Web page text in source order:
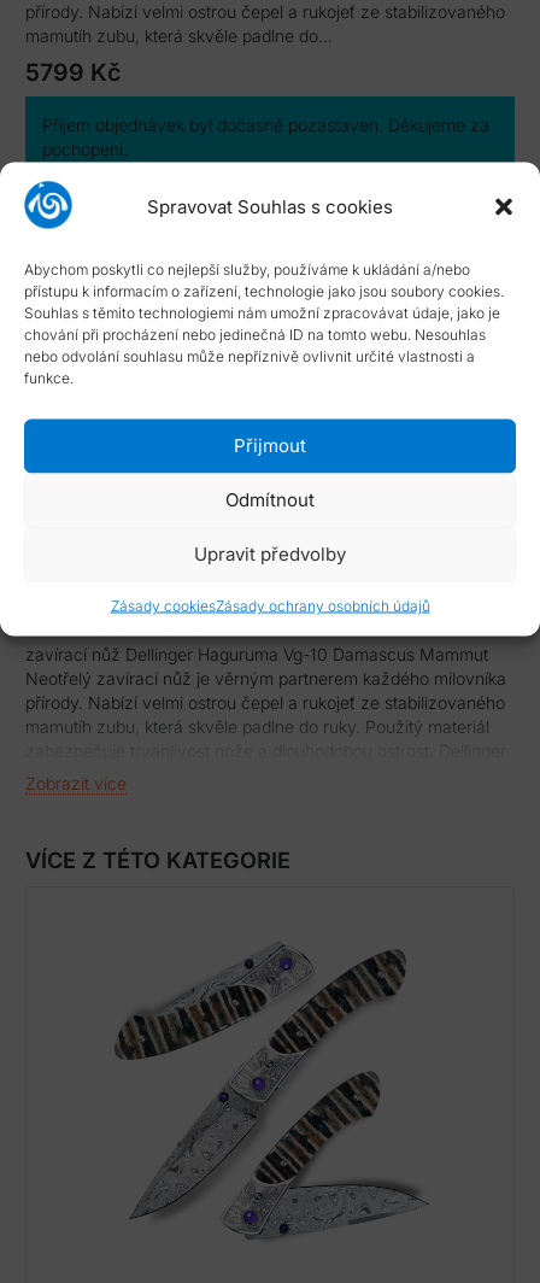
Spravovat Souhlas s cookies
Abychom poskytli co nejlepší služby, používáme k ukládání a/nebo
přístupu k informacím o zařízení, technologie jako jsou soubory cookies.
Souhlas s těmito technologiemi nám umožní zpracovávat údaje, jako je
chování při procházení nebo jedinečná ID na tomto webu. Nesouhlas
nebo odvolání souhlasu může nepříznivě ovlivnit určité vlastnosti a
funkce.
Přijmout
Odmítnout
Upravit předvolby
Zásady cookiesZásady ochrany osobních údajů
přírody. Nabízí velmi ostrou čepel a rukojeť ze stabilizovaného
mamutíh zubu, která skvěle padlne do…
5799 Kč
Příjem objednávek byl dočasně pozastaven. Děkujeme za
pochopení.
Katalogové číslo: K-H276
Typ smlouvy:
NÁPOVĚDA
Typ smlouvy
zavírací nůž Dellinger Haguruma Vg-10 Damascus Mammut
Neotřelý zavírací nůž je věrným partnerem každého milovníka
přírody. Nabízí velmi ostrou čepel a rukojeť ze stabilizovaného
mamutíh zubu, která skvěle padlne do ruky. Použitý materiál
zabezpečuje trvanlivost nože a dlouhodobou ostrost. Dellinger
Haguruma se může stát jedinečným rodinným pokladem, který
přežije i vaše vnoučata. Nože jsou vyráběny tradičním
a odolnost vůči otupení. Čepel je uložena v kuličkovém ložisku
a otevírání nože je víceméně bez odporu.
vrstev 2 nerezových damaškových ocelí. Díky tomu má čepel
zajištěnou dlouhotrvající ostrost při tvrdosti R61 +/- 1 Rockwella,
mimořádnou odolnost a houževnatost. Damascénský vzor
tohoto nože je jedinečný, neopakovatelný a individuální. Čepel
typu Wharncliffe je pevně zajištěna
Zobrazit více
VÍCE Z TÉTO KATEGORIE